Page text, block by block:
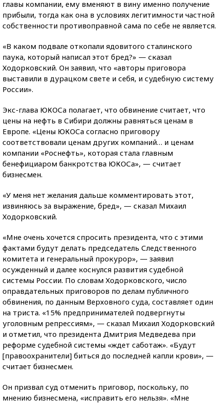
главы компании, ему вменяют в вину именно получение
прибыли, тогда как она в условиях легитимности частной
собственности противоправной сама по себе не является.
«В каком подвале откопали ядовитого сталинского
паука, который написал этот бред?» — сказал
Ходорковский. Он заявил, что «авторы приговора
выставили в дурацком свете и себя, и судебную систему
России».
Экс-глава ЮКОСа полагает, что обвинение считает, что
цены на нефть в Сибири должны равняться ценам в
Европе. «Цены ЮКОСа согласно приговору
соответствовали ценам других компаний… и ценам
компании «Роснефть», которая стала главным
бенефициаром банкротства ЮКОСа», — считает
бизнесмен.
«У меня нет желания дальше комментировать этот,
извиняюсь за выражение, бред», — сказал Михаил
Ходорковский.
«Мне очень хочется спросить президента, что с этими
фактами будут делать председатель Следственного
комитета и генеральный прокурор», — заявил
осужденный и далее коснулся развития судебной
системы России. По словам Ходорковского, число
оправдательных приговоров по делам публичного
обвинения, по данным Верховного суда, составляет один
на триста. «15% предпринимателей подвергнуты
уголовным репрессиям», — сказал Михаил Ходорковский
и отметил, что президента Дмитрия Медведева при
реформе судебной системы «ждет саботаж». «Будут
[правоохранители] биться до последней капли крови», —
считает бизнесмен.
Он призвал суд отменить приговор, поскольку, по
мнению бизнесмена, «исправить его нельзя». «Мне